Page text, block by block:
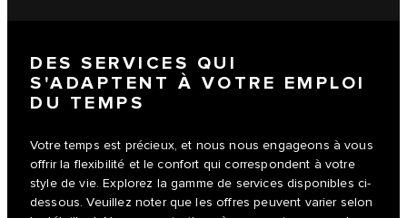
DES SERVICES QUI
S'ADAPTENT À VOTRE EMPLOI
DU TEMPS
Votre temps est précieux, et nous nous engageons à vous
offrir la flexibilité et le confort qui correspondent à votre
style de vie. Explorez la gamme de services disponibles ci-
dessous. Veuillez noter que les offres peuvent varier selon